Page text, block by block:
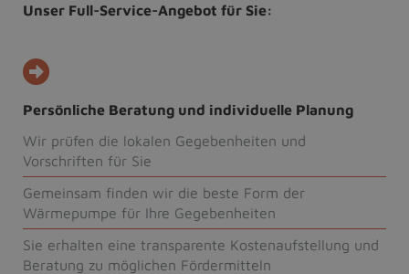
Unser Full-Service-Angebot für Sie:
Persönliche Beratung und individuelle Planung
Wir prüfen die lokalen Gegebenheiten und
Vorschriften für Sie
Gemeinsam finden wir die beste Form der
Wärmepumpe für Ihre Gegebenheiten
Sie erhalten eine transparente Kostenaufstellung und
Beratung zu möglichen Fördermitteln